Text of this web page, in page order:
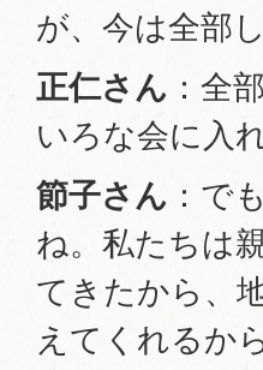
が、今は全部
正仁さん ：全
いろな会に入
節子さん ：で
ね。私たちは
てきたから、
えてくれるか